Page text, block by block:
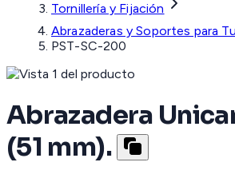
Tornillería y Fijación
Abrazaderas y Soportes para
PST-SC-200
Abrazadera
(51 mm).